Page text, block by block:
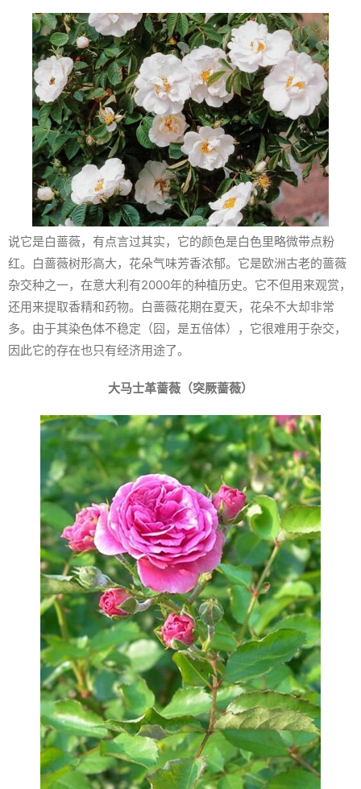
说它是白蔷薇，有点言过其实，它的颜色是白色里略微带点粉
红。白蔷薇树形高大，花朵气味芳香浓郁。它是欧洲古老的蔷薇
杂交种之一，在意大利有2000年的种植历史。它不但用来观赏，
还用来提取香精和药物。白蔷薇花期在夏天，花朵不大却非常
多。由于其染色体不稳定（囧，是五倍体），它很难用于杂交，
因此它的存在也只有经济用途了。
大马士革蔷薇（突厥蔷薇）